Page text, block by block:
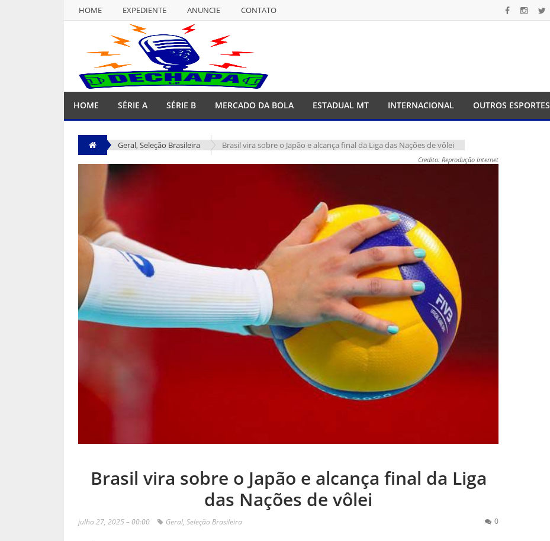
HOME EXPEDIENTE ANUNCIE
CONTATO
EXPEDIENTE ANUNCIE
HOME SÉRIE A SÉRIE B MERCADO DA BOLA ESTADUAL MT INTERNACIONAL OUTROS ESPORTES
Geral,Seleção Brasileira Brasil vira sobre o Japão e alcança final da Liga das Nações de vôlei
Credito: Reprodução Internet
Brasil vira sobre o Japão e alcança final da Liga
das Nações de vôlei
julho 27, 2025 – 00:00 Geral, Seleção Brasileira 0